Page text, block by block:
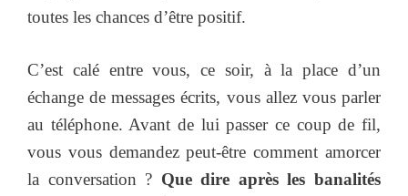
toutes les chances d’être positif.
C’est calé entre vous, ce soir, à la place d’un
échange de messages écrits, vous allez vous parler
au téléphone. Avant de lui passer ce coup de fil,
vous vous demandez peut-être comment amorcer
la conversation ? Que dire après les banalités